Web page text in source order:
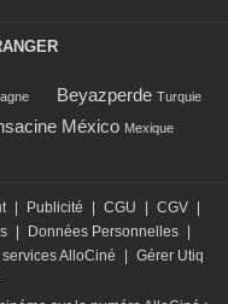
Beyazperde Turquie
México Mexique
| Publicité | CGU | CGV |
| Données Personnelles |
services AlloCiné | Gérer Utiq